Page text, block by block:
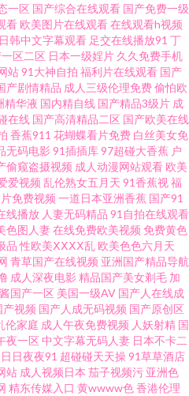
国产精品极品久久 91影业在线视频导
精品在线 95视频国产 91福利小视 午夜
线操逼 91tv短视频 青青草草人妻 国产熟
产视频 色色日女人 激情91视频 99国产
快播 久草视频福利 白丝91av 91麻豆人
日韩另类亚洲色网 国产原创自偷自拍系
第一页在线观看 黑丝AV第一页 wwwav
人天堂B 成人超碰网 91精品熟妇 色图
视频 日韩亚洲Αν天堂 黑料吃瓜AV资源
角社区国产精伦 91午市短视频 91c美女
一区 国产综合在线观看 国产免费一级
看 欧美图片在线观看在线观看h视频
日韩中文字幕观看 足交在线播放91 丁
区二区 日本一级婬片 久久免费手机
站91大神自拍 福利片在线观看 国产
产剧情精品 成人三级伦理免费偷怕欧
精华液 国内精自线 国产精品3级片 成
在线 国产高清精品二区 国产欧美在线
香蕉911 花蝴蝶看片免费 白丝美女免
无码电影 91插插库97超碰大香蕉 户
偷窥盗摄视频 成人动漫网站观看 欧美
爱视频 乱伦熟女五月天 91香蕉视福
免费视频 一道日本亚洲香蕉 国产91
线播放 人妻无码精品 91自拍在线观看
色图人妻在线免费欧美视频 免费黄色
品 性欧美ⅩⅩⅩⅩ乱 欧美色色六月天
青草国产在线视频 亚洲国产精品导航
成人深夜电影 精品国产美女剃毛 加
国产一区 美国一级AV 国产人在线成
视频 国产人成无码视频 国产原创区
伦家庭 成人午夜免费视频 人妖射精 国
夜一区 中文字幕无码人妻 日本不卡二
日夜夜91 超碰碰天天操91草草酒店
站 成人视频日本 茄子视频污 亚洲色
精东传媒入口 黄wwww色香港伦理